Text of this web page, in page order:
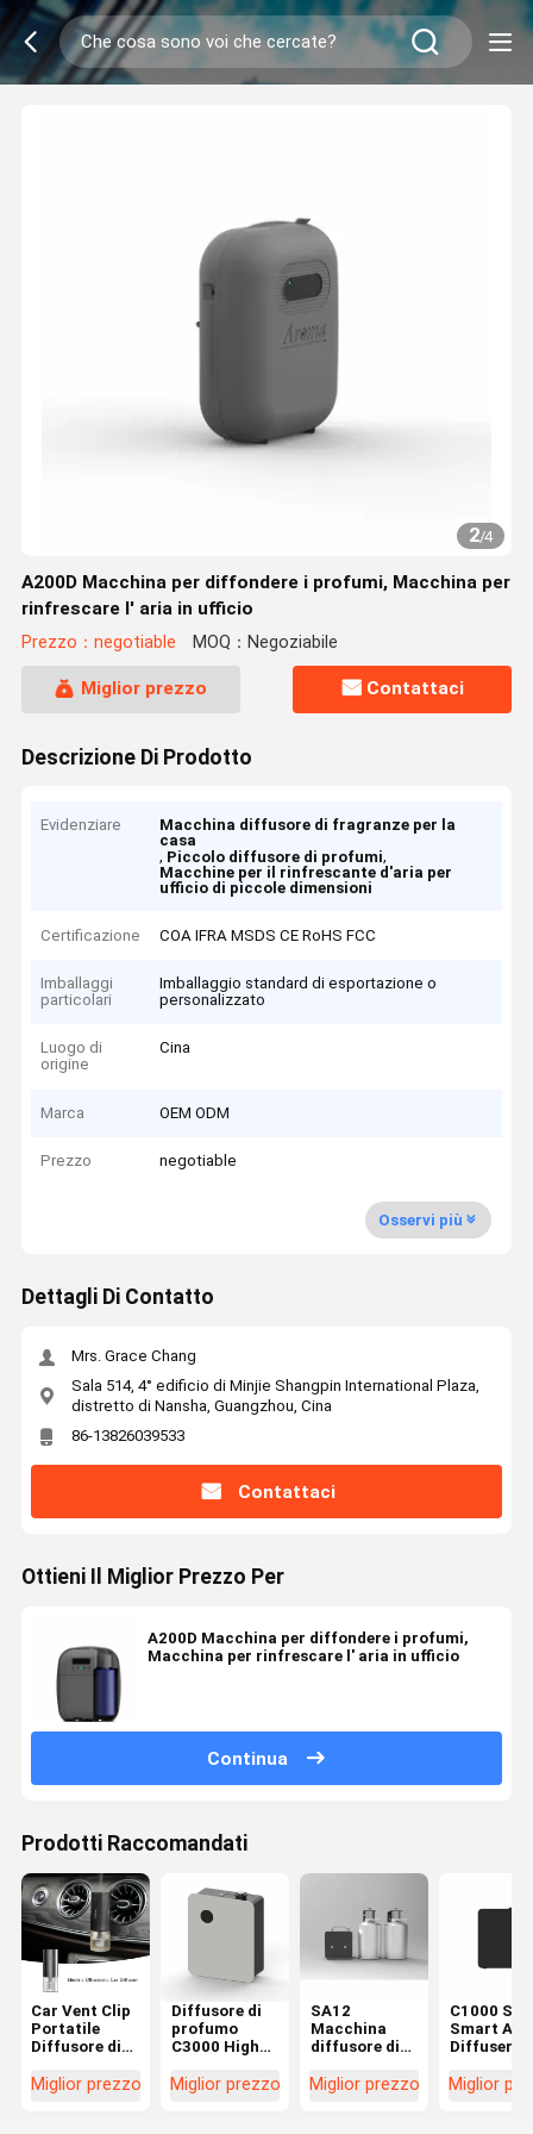
2/4
A200D Macchina per diffondere i profumi, Macchina per
rinfrescare l' aria in ufficio
Prezzo：negotiable MOQ：Negoziabile
Miglior prezzo Contattaci
Descrizione Di Prodotto
Evidenziare
Macchina diffusore di fragranze per la
casa
, Piccolo diffusore di profumi,
Macchine per il rinfrescante d'aria per
ufficio di piccole dimensioni
Certificazione COA IFRA MSDS CE RoHS FCC
Imballaggi
particolari
Imballaggio standard di esportazione o
personalizzato
Luogo di
origine
Cina
Marca OEM ODM
Prezzo negotiable
Osservi più
Dettagli Di Contatto
Mrs. Grace Chang
Sala 514, 4° edificio di Minjie Shangpin International Plaza,
distretto di Nansha, Guangzhou, Cina
86-13826039533
Contattaci
Ottieni Il Miglior Prezzo Per
A200D Macchina per diffondere i profumi,
Macchina per rinfrescare l' aria in ufficio
Continua
Prodotti Raccomandati
Car Vent Clip
Portatile
Diffusore di
elettrico
Miglior prezzo
Diffusore di
profumo
C3000 High
Diffusore
Miglior prezzo
SA12
Macchina
diffusore di
aromaterapia
Miglior prezzo
C1000
Smart
Diffuser
Macchina
Miglior